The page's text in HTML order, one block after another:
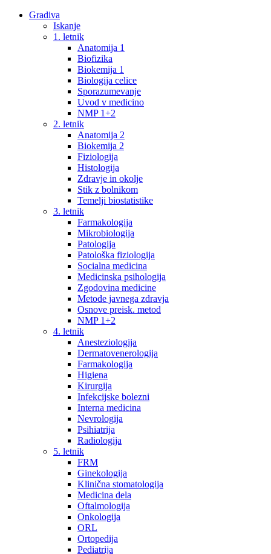
Gradiva
Iskanje
1. letnik
Anatomija 1
Biofizika
Biokemija 1
Biologija celice
Sporazumevanje
Uvod v medicino
NMP 1+2
2. letnik
Anatomija 2
Biokemija 2
Fiziologija
Histologija
Zdravje in okolje
Stik z bolnikom
Temelji biostatistike
3. letnik
Farmakologija
Mikrobiologija
Patologija
Patološka fiziologija
Socialna medicina
Medicinska psihologija
Zgodovina medicine
Metode javnega zdravja
Osnove preisk. metod
NMP 1+2
4. letnik
Anesteziologija
Dermatovenerologija
Farmakologija
Higiena
Kirurgija
Infekcijske bolezni
Interna medicina
Nevrologija
Psihiatrija
Radiologija
5. letnik
FRM
Ginekologija
Klinična stomatologija
Medicina dela
Oftalmologija
Onkologija
ORL
Ortopedija
Pediatrija